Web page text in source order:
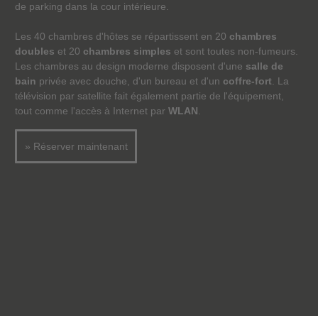
de parking dans la cour intérieure.
Les 40 chambres d'hôtes se répartissent en 20 chambres
doubles et 20 chambres simples et sont toutes non-fumeurs.
Les chambres au design moderne disposent d'une salle de
bain privée avec douche, d'un bureau et d'un coffre-fort. La
télévision par satellite fait également partie de l'équipement,
tout comme l'accès à Internet par WLAN.
» Réserver maintenant